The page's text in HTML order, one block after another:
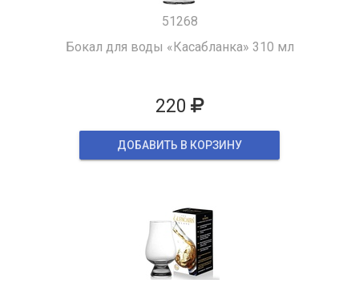
51268
Бокал для воды «Касабланка» 310 мл
220
ДОБАВИТЬ В КОРЗИНУ